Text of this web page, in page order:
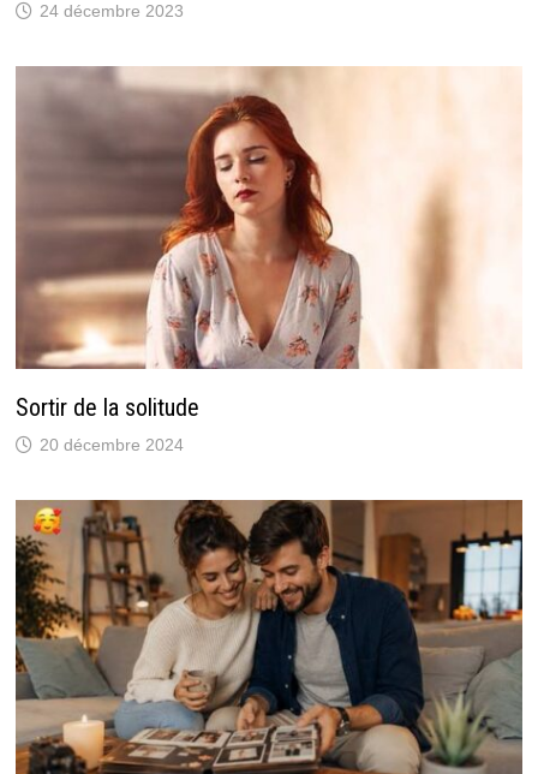
24 décembre 2023
Sortir de la solitude
20 décembre 2024